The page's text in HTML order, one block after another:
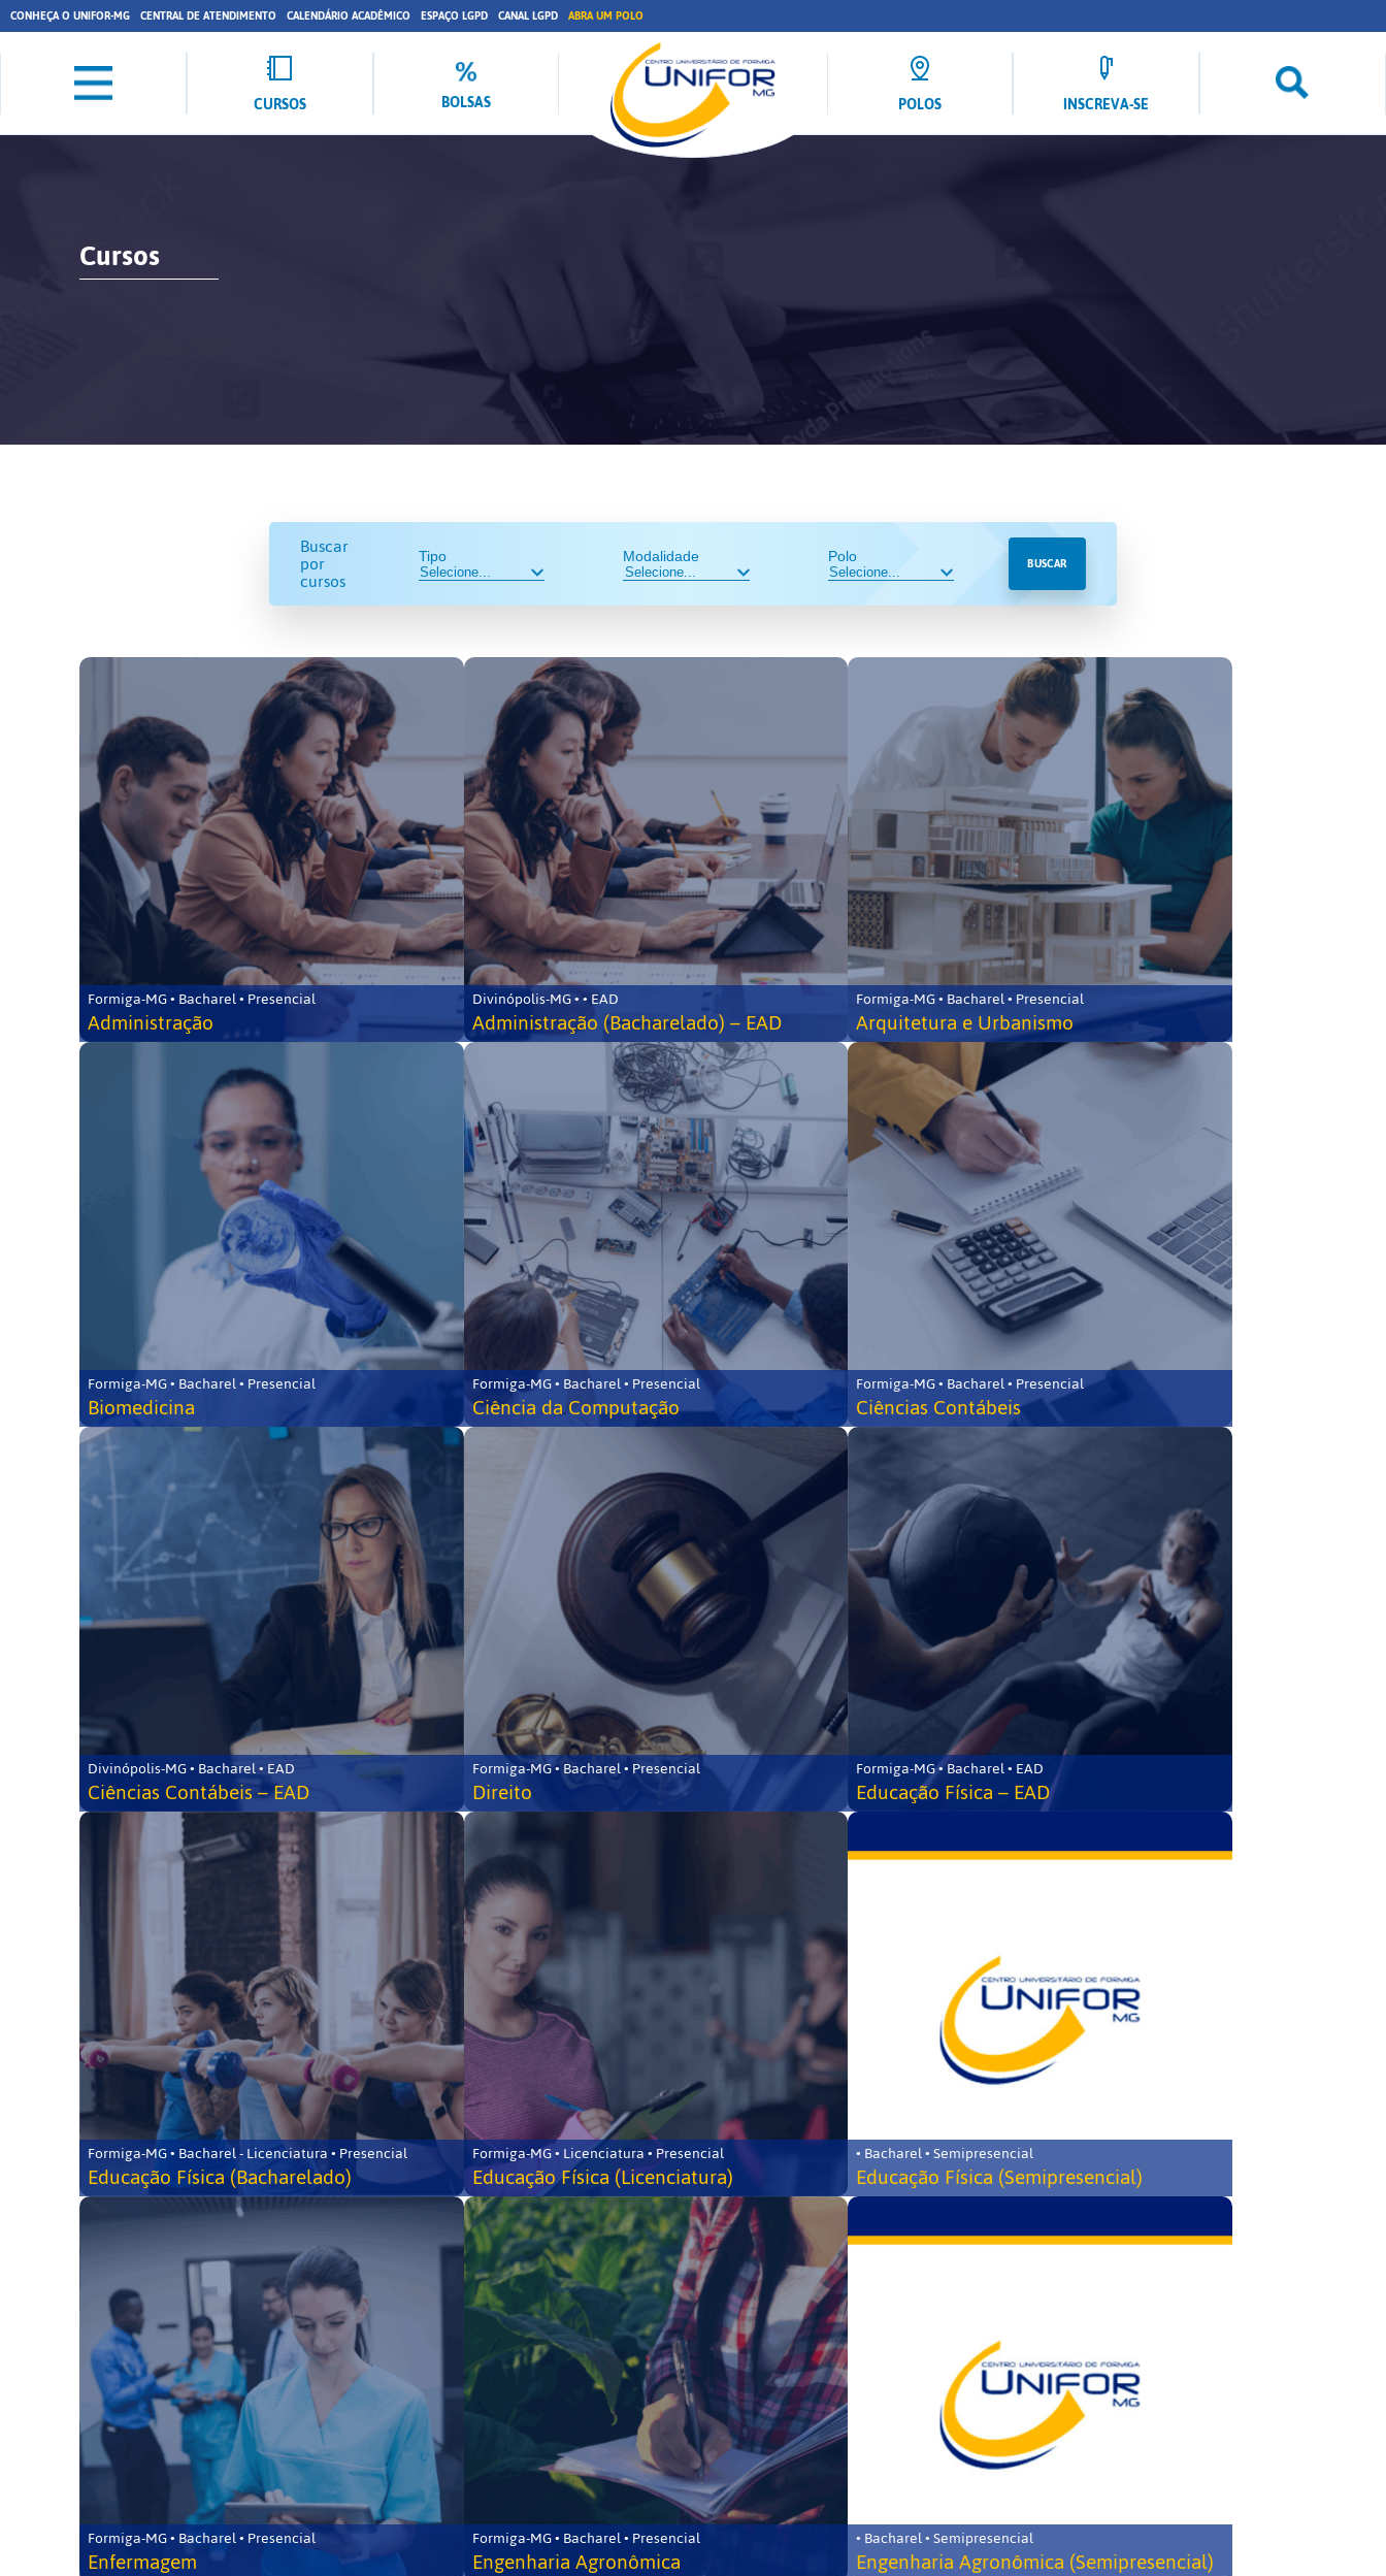
CONHEÇA O UNIFOR-MG CENTRAL DE ATENDIMENTO CALENDÁRIO ACADÊMICO ESPAÇO LGPD CANAL LGPD ABRA UM POLO
CURSOS BOLSAS POLOS INSCREVA-SE
Cursos
Buscar
por
cursos
Tipo Modalidade Polo BUSCAR
Formiga-MG • Bacharel • Presencial
Administração
Divinópolis-MG • • EAD
Administração (Bacharelado) – EAD
Formiga-MG • Bacharel • Presencial
Arquitetura e Urbanismo
Formiga-MG • Bacharel • Presencial
Biomedicina
Formiga-MG • Bacharel • Presencial
Ciência da Computação
Formiga-MG • Bacharel • Presencial
Ciências Contábeis
Divinópolis-MG • Bacharel • EAD
Ciências Contábeis – EAD
Formiga-MG • Bacharel • Presencial
Direito
Formiga-MG • Bacharel • EAD
Educação Física – EAD
Formiga-MG • Bacharel - Licenciatura • Presencial
Educação Física (Bacharelado)
Formiga-MG • Licenciatura • Presencial
Educação Física (Licenciatura)
• Bacharel • Semipresencial
Educação Física (Semipresencial)
Formiga-MG • Bacharel • Presencial
Enfermagem
Formiga-MG • Bacharel • Presencial
Engenharia Agronômica
• Bacharel • Semipresencial
Engenharia Agronômica (Semipresencial)